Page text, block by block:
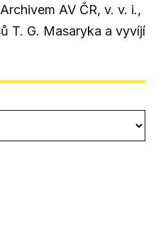
AV ČR, v. v. i.,
T. G. Masaryka a vyvíjí